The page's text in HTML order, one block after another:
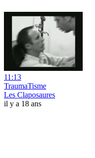
11:13
TraumaTisme
Les Claposaures
il y a 18 ans